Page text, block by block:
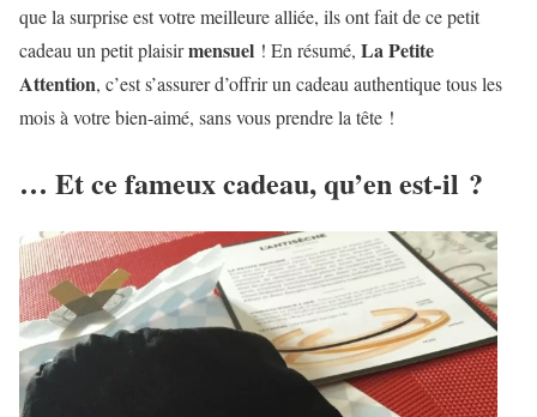
que la surprise est votre meilleure alliée, ils ont fait de ce petit
cadeau un petit plaisirmensuel ! En résumé, La Petite
Attention, c’est s’assurer d’offrir un cadeau authentique tous les
mois à votre bien-aimé, sans vous prendre la tête !
… Et ce fameux cadeau, qu’en est-il ?